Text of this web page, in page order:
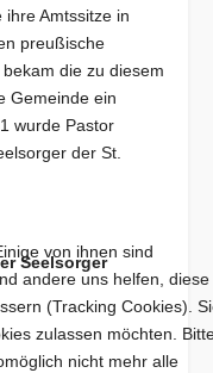
Amtssitze in
preußische
die zu diesem
Gemeinde ein
wurde Pastor
der St.
Seelsorger
von ihnen sind
andere uns helfen, diese
(Tracking Cookies).
zulassen möchten.
nicht mehr alle